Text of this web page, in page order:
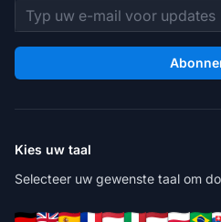
E-mailadres
Kies uw taal
Selecteer uw gewenste taal om